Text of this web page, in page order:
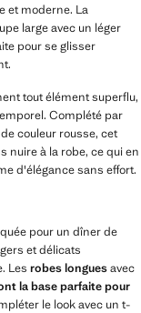
et moderne. La
large avec un léger
pour se glisser
tout élément superflu,
Complété par
couleur rousse, cet
nuire à la robe, ce qui en
d'élégance sans effort.
pour un dîner de
et délicats
Les robes longuesavec
la base parfaite pour
le look avec un t-